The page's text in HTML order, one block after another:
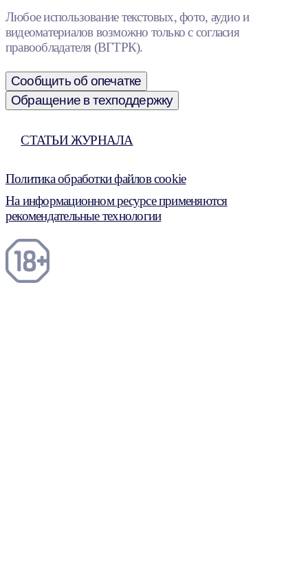
Любое использование текстовых, фото, аудио и
видеоматериалов возможно только с согласия
правообладателя (ВГТРК).
Сообщить об опечатке
Обращение в техподдержку
СТАТЬИ ЖУРНАЛА
Политика обработки файлов cookie
На информационном ресурсе применяются
рекомендательные технологии